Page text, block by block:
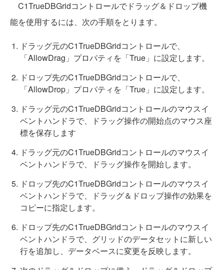
C1TrueDBGridコントロールでドラッグ＆ドロップ機
能を使用するには、次の手順をとります。
ドラッグ元のC1TrueDBGridコントロールで、
「AllowDrag」プロパティを「True」に設定します。
ドロップ先のC1TrueDBGridコントロールで、
「AllowDrop」プロパティを「True」に設定します。
ドラッグ元のC1TrueDBGridコントロールのマウスイ
ベントハンドラで、ドラッグ操作の開始点のマウス座
標を保存します
ドラッグ元のC1TrueDBGridコントロールのマウスイ
ベントハンドラで、ドラッグ操作を開始します。
ドロップ先のC1TrueDBGridコントロールのマウスイ
ベントハンドラで、ドラッグ＆ドロップ操作の効果を
コピーに指定します。
ドロップ先のC1TrueDBGridコントロールのマウスイ
ベントハンドラで、グリッドのデータセットに新しい
行を追加し、データベースに変更を反映します。